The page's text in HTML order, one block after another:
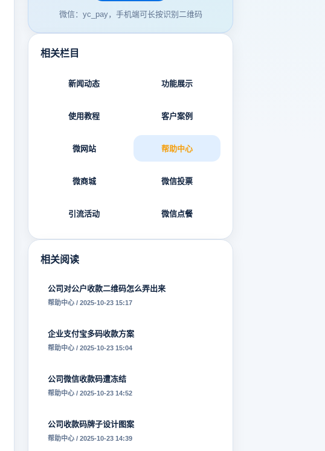
微信：yc_pay，手机端可长按识别二维码
相关栏目
新闻动态 功能展示
使用教程 客户案例
微网站 帮助中心
微商城 微信投票
引流活动 微信点餐
相关阅读
公司对公户收款二维码怎么弄出来
帮助中心 / 2025-10-23 15:17
企业支付宝多码收款方案
帮助中心 / 2025-10-23 15:04
公司微信收款码遭冻结
帮助中心 / 2025-10-23 14:52
公司收款码牌子设计图案
帮助中心 / 2025-10-23 14:39